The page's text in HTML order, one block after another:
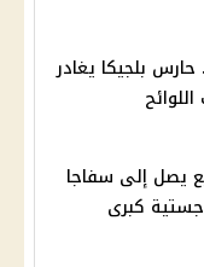
حارس بلجيكا يغادر
يصل إلى سفاجا